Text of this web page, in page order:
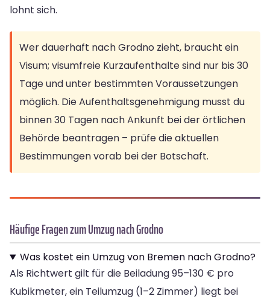
lohnt sich.
Wer dauerhaft nach Grodno zieht, braucht ein
Visum; visumfreie Kurzaufenthalte sind nur bis 30
Tage und unter bestimmten Voraussetzungen
möglich. Die Aufenthaltsgenehmigung musst du
binnen 30 Tagen nach Ankunft bei der örtlichen
Behörde beantragen – prüfe die aktuellen
Bestimmungen vorab bei der Botschaft.
Häufige Fragen zum Umzug nach Grodno
Was kostet ein Umzug von Bremen nach Grodno?
Als Richtwert gilt für die Beiladung 95–130 € pro
Kubikmeter, ein Teilumzug (1–2 Zimmer) liegt bei